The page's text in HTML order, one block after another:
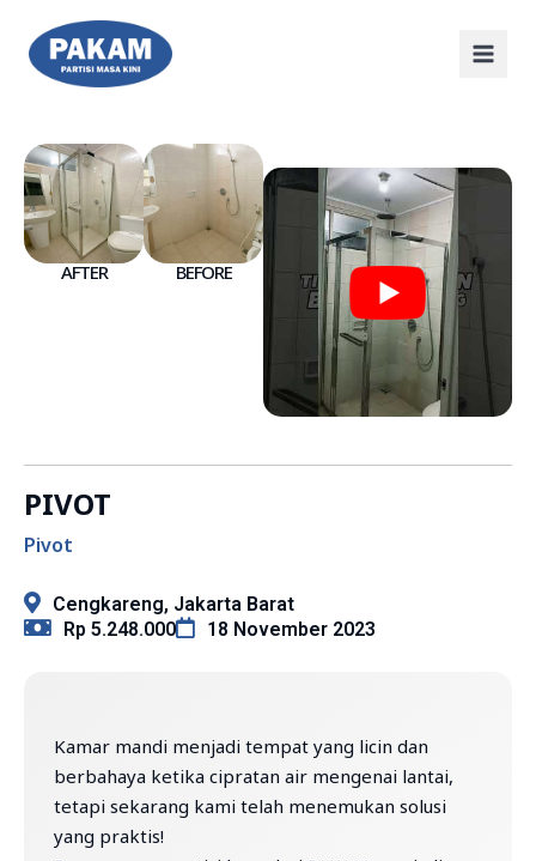
AFTER BEFORE
PIVOT
Pivot
Cengkareng, Jakarta Barat
Rp 5.248.000
18 November 2023
Kamar mandi menjadi tempat yang licin dan
berbahaya ketika cipratan air mengenai lantai,
tetapi sekarang kami telah menemukan solusi
yang praktis!